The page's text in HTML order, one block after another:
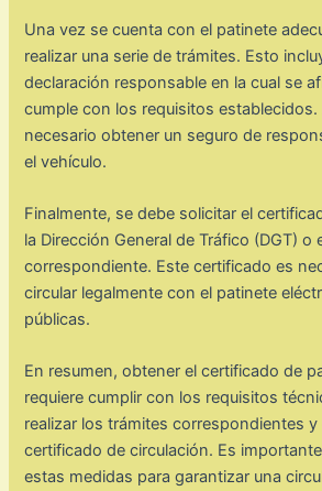
Una vez se cuenta con el patinete
realizar una serie de trámites. Esto
declaración responsable en la cual se
cumple con los requisitos establecidos.
necesario obtener un seguro de
el vehículo.
Finalmente, se debe solicitar el
la Dirección General de Tráfico (DGT) o
correspondiente. Este certificado es
circular legalmente con el patinete
públicas.
En resumen, obtener el certificado de
requiere cumplir con los requisitos
realizar los trámites correspondientes y
certificado de circulación. Es
estas medidas para garantizar una